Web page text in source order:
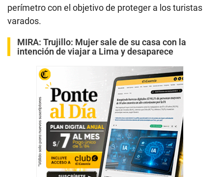
perímetro con el objetivo de proteger a los turistas
varados.
MIRA: Trujillo: Mujer sale de su casa con la
intención de viajar a Lima y desaparece